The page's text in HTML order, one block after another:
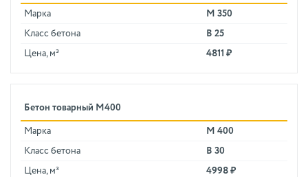
Марка М 350
Класс бетона В 25
Цена, м³ 4811 ₽
Бетон товарный М400
Марка М 400
Класс бетона В 30
Цена, м³ 4998 ₽